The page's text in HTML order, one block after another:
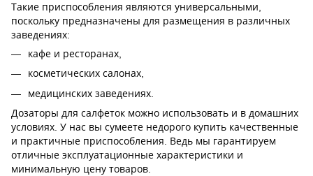
Такие приспособления являются универсальными,
поскольку предназначены для размещения в различных
заведениях:
кафе и ресторанах,
косметических салонах,
медицинских заведениях.
Дозаторы для салфеток можно использовать и в домашних
условиях. У нас вы сумеете недорого купить качественные
и практичные приспособления. Ведь мы гарантируем
отличные эксплуатационные характеристики и
минимальную цену товаров.